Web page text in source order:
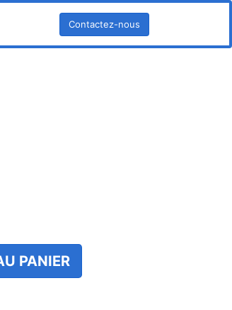
Contactez-nous
PANIER